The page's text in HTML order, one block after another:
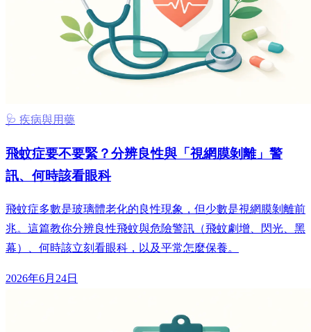
🩺 疾病與用藥
飛蚊症要不要緊？分辨良性與「視網膜剝離」警
訊、何時該看眼科
飛蚊症多數是玻璃體老化的良性現象，但少數是視網膜剝離前
兆。這篇教你分辨良性飛蚊與危險警訊（飛蚊劇增、閃光、黑
幕）、何時該立刻看眼科，以及平常怎麼保養。
2026年6月24日